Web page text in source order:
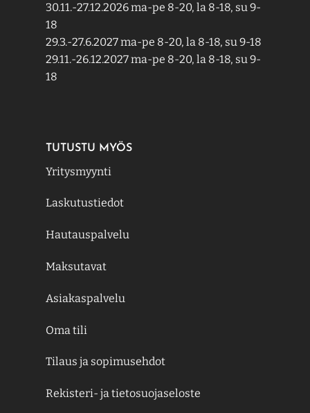
30.11.-27.12.2026 ma-pe 8-20, la 8-18, su 9-
18
29.3.-27.6.2027 ma-pe 8-20, la 8-18, su 9-18
29.11.-26.12.2027 ma-pe 8-20, la 8-18, su 9-
18
TUTUSTU MYÖS
Yritysmyynti
Laskutustiedot
Hautauspalvelu
Maksutavat
Asiakaspalvelu
Oma tili
Tilaus ja sopimusehdot
Rekisteri- ja tietosuojaseloste